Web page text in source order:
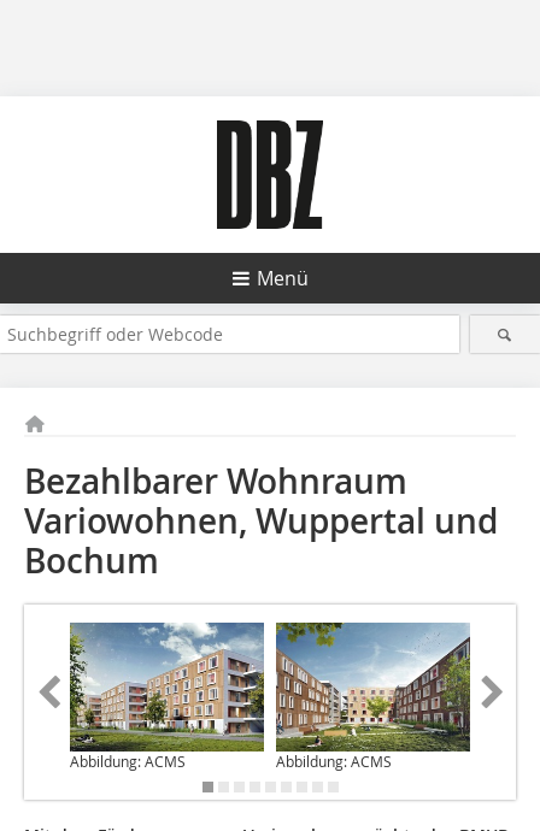
Menü
Bezahlbarer Wohnraum
Variowohnen, Wuppertal und
Bochum
Abbildung: ACMS Abbildung: ACMS